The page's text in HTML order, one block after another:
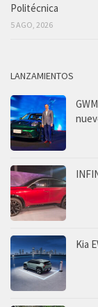
Politécnica
5 AGO, 2026
LANZAMIENTOS
Kia